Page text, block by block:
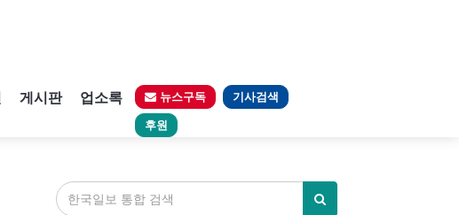
게시판 업소록 뉴스구독 기사검색
후원